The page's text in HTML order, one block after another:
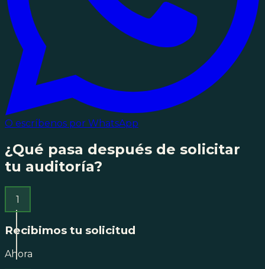
O escríbenos por WhatsApp
¿Qué pasa después de solicitar
tu auditoría?
1
Recibimos tu solicitud
Ahora